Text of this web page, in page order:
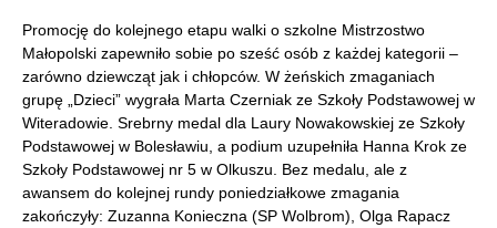
Promocję do kolejnego etapu walki o szkolne Mistrzostwo
Małopolski zapewniło sobie po sześć osób z każdej kategorii –
zarówno dziewcząt jak i chłopców. W żeńskich zmaganiach
grupę „Dzieci” wygrała Marta Czerniak ze Szkoły Podstawowej w
Witeradowie. Srebrny medal dla Laury Nowakowskiej ze Szkoły
Podstawowej w Bolesławiu, a podium uzupełniła Hanna Krok ze
Szkoły Podstawowej nr 5 w Olkuszu. Bez medalu, ale z
awansem do kolejnej rundy poniedziałkowe zmagania
zakończyły: Zuzanna Konieczna (SP Wolbrom), Olga Rapacz